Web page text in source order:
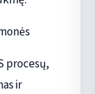
procesų,
ir